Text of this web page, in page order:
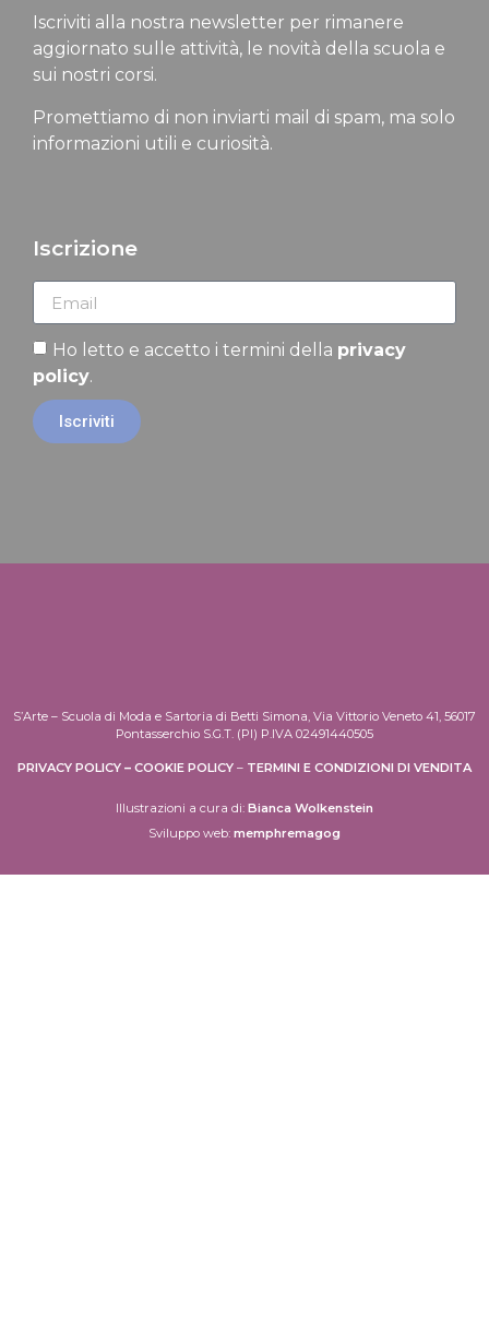
Iscriviti alla nostra newsletter per rimanere
aggiornato sulle attività, le novità della scuola e
sui nostri corsi.
Promettiamo di non inviarti mail di spam, ma solo
informazioni utili e curiosità.
Iscrizione
Ho letto e accetto i termini della privacy
policy.
Iscriviti
S’Arte – Scuola di Moda e Sartoria di Betti Simona, Via Vittorio Veneto 41, 56017
Pontasserchio S.G.T. (PI) P.IVA 02491440505
PRIVACY POLICY – COOKIE POLICY – TERMINI E CONDIZIONI DI VENDITA
Illustrazioni a cura di: Bianca Wolkenstein
Sviluppo web: memphremagog